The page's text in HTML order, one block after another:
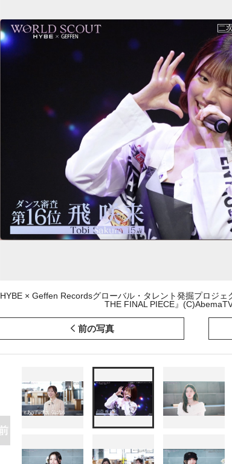
HYBE × Geffen Recordsグローバル・タレント発掘プロジ
THE FINAL PIECE』
前の写真